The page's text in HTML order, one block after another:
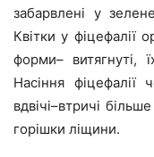
забарвлені у
Квітки у фіцефалії
форми– витягнуті,
Насіння фіцефалії
вдвічі–втричі
горішки ліщини.